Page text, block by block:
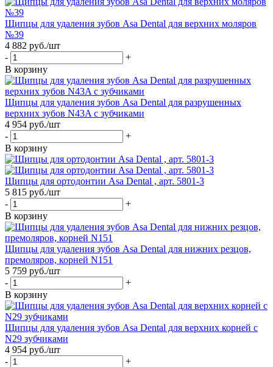
Щипцы для удаления зубов Asa Dental для верхних моляров
№39
4 882 руб./шт
-
+
В корзину
Щипцы для удаления зубов Asa Dental для разрушенных
верхних зубов N43A с зубчиками
4 954 руб./шт
-
+
В корзину
Щипцы для ортодонтии Asa Dental , арт. 5801-3
5 815 руб./шт
-
+
В корзину
Щипцы для удаления зубов Asa Dental для нижних резцов,
премоляров, корней N151
5 759 руб./шт
-
+
В корзину
Щипцы для удаления зубов Asa Dental для верхних корней с
N29 зубчиками
4 954 руб./шт
-
+